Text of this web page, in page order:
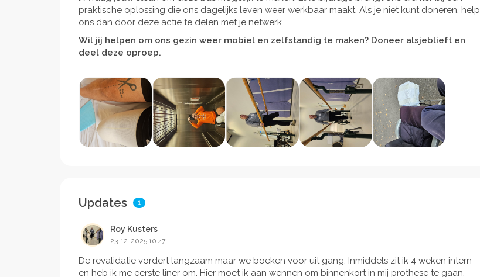
praktische oplossing die ons dagelijks leven weer werkbaar maakt. Als je niet kunt doneren, help
ons dan door deze actie te delen met je netwerk.
Wil jij helpen om ons gezin weer mobiel en zelfstandig te maken? Doneer alsjeblieft en
deel deze oproep.
Updates 1
Roy Kusters
23-12-2025 10:47
De revalidatie vordert langzaam maar we boeken voor uit gang. Inmiddels zit ik 4 weken intern
en heb ik me eerste liner om. Hier moet ik aan wennen om binnenkort in mij prothese te gaan.